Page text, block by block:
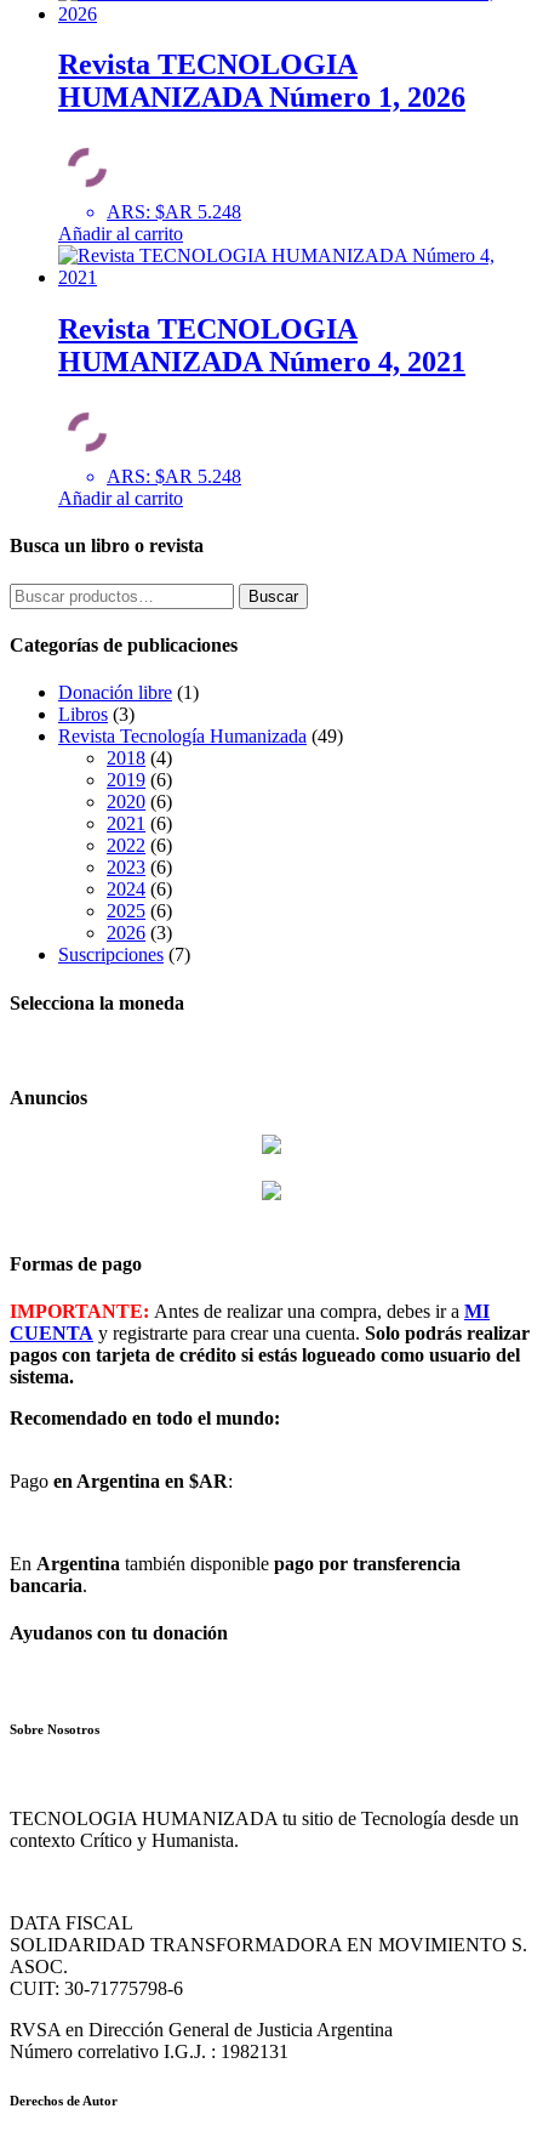
Revista TECNOLOGIA
HUMANIZADA Número 1, 2026
ARS: $AR 5.248
Añadir al carrito
Revista TECNOLOGIA
HUMANIZADA Número 4, 2021
ARS: $AR 5.248
Añadir al carrito
Busca un libro o revista
Buscar
por:
Buscar
Categorías de publicaciones
Donación libre (1)
Libros (3)
Revista Tecnología Humanizada (49)
2018 (4)
2019 (6)
2020 (6)
2021 (6)
2022 (6)
2023 (6)
2024 (6)
2025 (6)
2026 (3)
Suscripciones (7)
Selecciona la moneda
Anuncios
Formas de pago
IMPORTANTE: Antes de realizar una compra, debes ir a MI
CUENTA y registrarte para crear una cuenta. Solo podrás realizar
pagos con tarjeta de crédito si estás logueado como usuario del
sistema.
Recomendado en todo el mundo:
Pago en Argentina en $AR:
En Argentina también disponible pago por transferencia
bancaria.
Ayudanos con tu donación
Sobre Nosotros
TECNOLOGIA HUMANIZADA tu sitio de Tecnología desde un
contexto Crítico y Humanista.
DATA FISCAL
SOLIDARIDAD TRANSFORMADORA EN MOVIMIENTO S.
ASOC.
CUIT: 30-71775798-6
RVSA en Dirección General de Justicia Argentina
Número correlativo I.G.J. : 1982131
Derechos de Autor